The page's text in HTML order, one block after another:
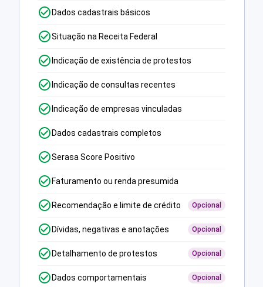
Dados cadastrais básicos
Situação na Receita Federal
Indicação de existência de protestos
Indicação de consultas recentes
Indicação de empresas vinculadas
Dados cadastrais completos
Serasa Score Positivo
Faturamento ou renda presumida
Recomendação e limite de crédito Opcional
Dívidas, negativas e anotações Opcional
Detalhamento de protestos Opcional
Dados comportamentais Opcional